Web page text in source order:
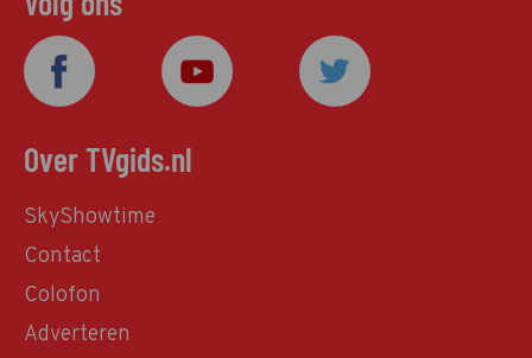
Over TVgids.nl
SkyShowtime
Contact
Colofon
Adverteren